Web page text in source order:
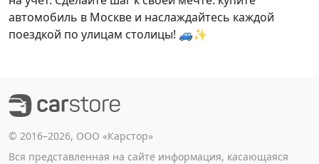
автомобиль в Москве и наслаждайтесь каждой
поездкой по улицам столицы! 🚙✨
©️ 2016–2026, ООО «Карстор»
Вся представленная на сайте информация, касающаяся